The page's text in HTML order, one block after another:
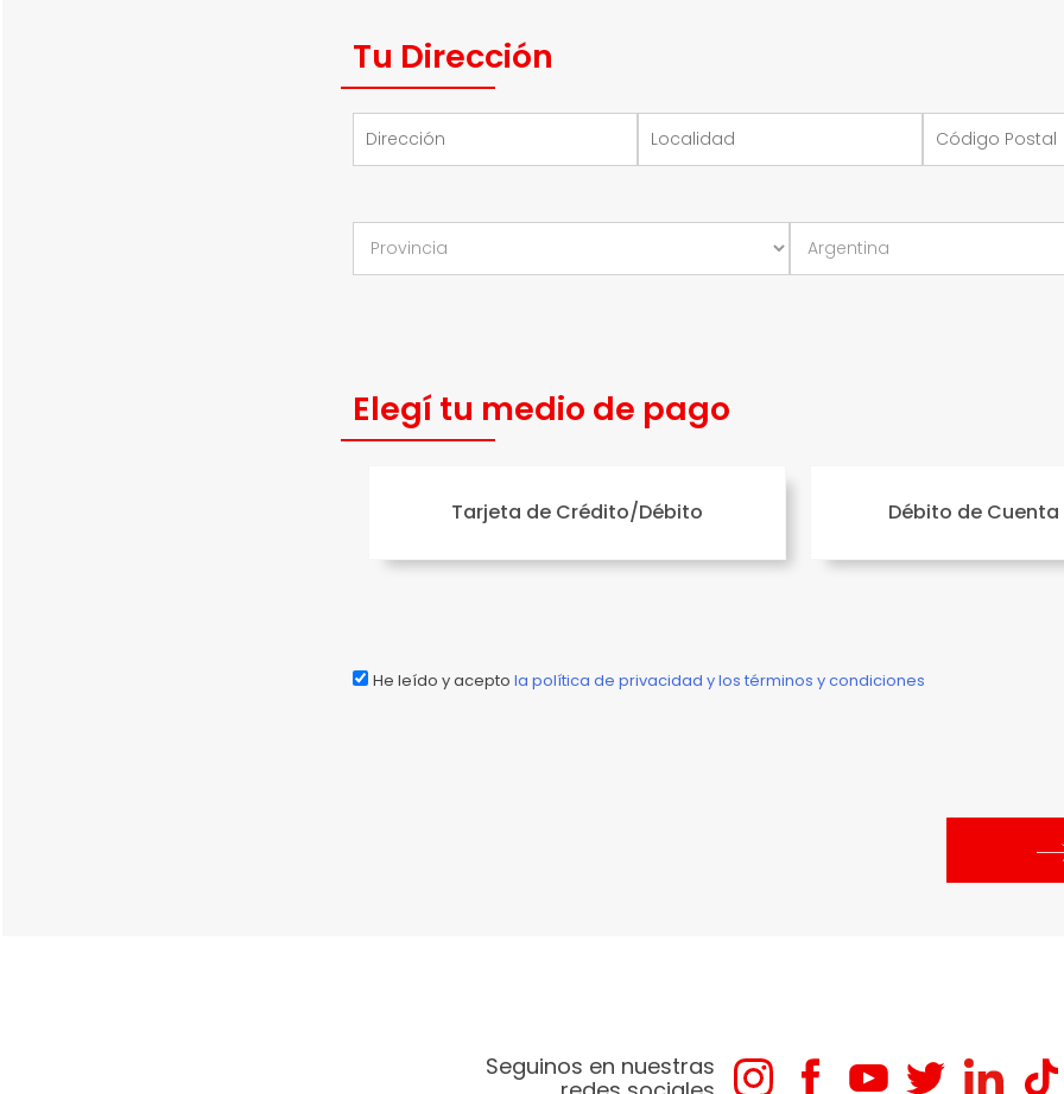
Tu Dirección
Elegí tu medio de pago
Tarjeta de Crédito/Débito Débito de
He leído y acepto la política de privacidad y los términos y condiciones
Seguinos en nuestras